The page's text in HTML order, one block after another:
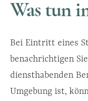
Was tun
Bei Eintritt eines
benachrichtigen
diensthabenden
Umgebung ist,